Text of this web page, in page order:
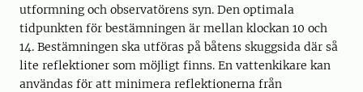
utformning och observatörens syn. Den optimala
tidpunkten för bestämningen är mellan klockan 10 och
14. Bestämningen ska utföras på båtens skuggsida där så
lite reflektioner som möjligt finns. En vattenkikare kan
användas för att minimera reflektionerna från